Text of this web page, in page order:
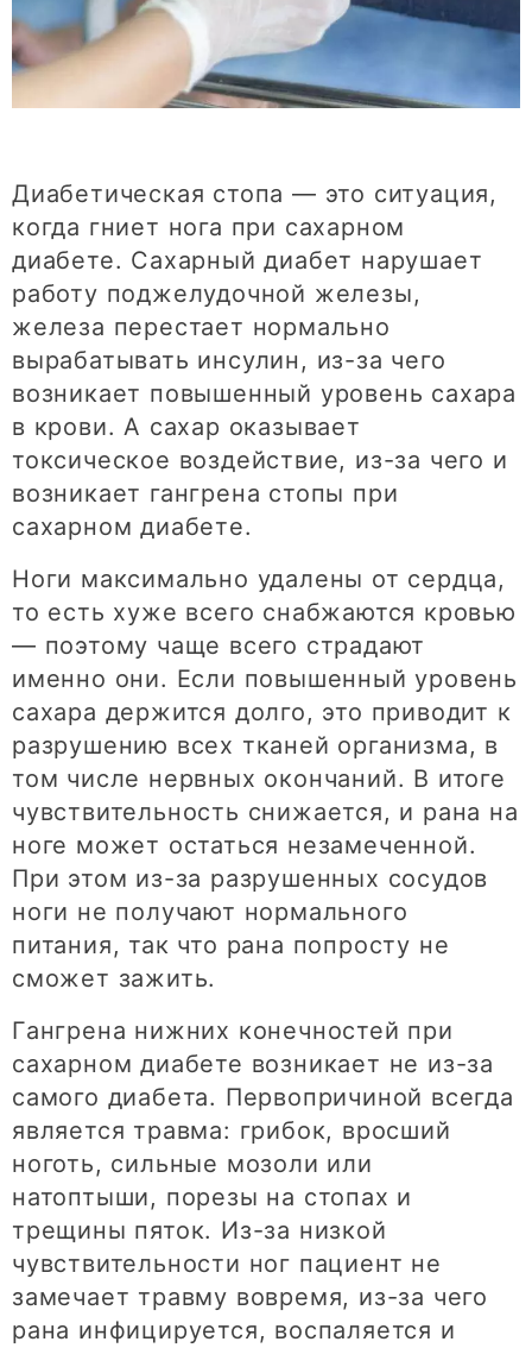
Диабетическая стопа — это ситуация,
когда гниет нога при сахарном
диабете. Сахарный диабет нарушает
работу поджелудочной железы,
железа перестает нормально
вырабатывать инсулин, из-за чего
возникает повышенный уровень сахара
в крови. А сахар оказывает
токсическое воздействие, из-за чего и
возникает гангрена стопы при
сахарном диабетe.
Ноги максимально удалены от сердца,
то есть хуже всего снабжаются кровью
— поэтому чаще всего страдают
именно они. Если повышенный уровень
сахара держится долго, это приводит к
разрушению всех тканей организма, в
том числе нервных окончаний. В итоге
чувствительность снижается, и рана на
ноге может остаться незамеченной.
При этом из-за разрушенных сосудов
ноги не получают нормального
питания, так что рана попросту не
сможет зажить.
Гангрена нижних конечностей при
сахарном диабете возникает не из-за
самого диабета. Первопричиной всегда
является травма: грибок, вросший
ноготь, сильные мозоли или
натоптыши, порезы на стопах и
трещины пяток. Из-за низкой
чувствительности ног пациент не
замечает травму вовремя, из-за чего
рана инфицируется, воспаляется и